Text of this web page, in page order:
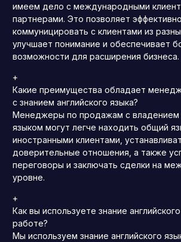
имеем дело с международными
партнерами. Это позволяет эффективно
коммуницировать с клиентами из
улучшает понимание и обеспечивает
возможности для расширения бизнеса.
+
Какие преимущества обладает
с знанием английского языка?
Менеджеры по продажам с владением
языком могут легче находить общий
иностранными клиентами,
доверительные отношения, а также
переговоры и заключать сделки на
уровне.
+
Как вы используете знание
работе?
Мы используем знание английского